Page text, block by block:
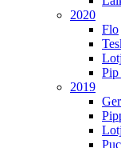
2020
Flo
Pip
2019